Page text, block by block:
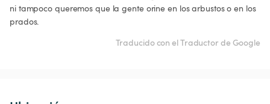
ni tampoco queremos que la gente orine en los arbustos o en los
prados.
Traducido con el Traductor de Google